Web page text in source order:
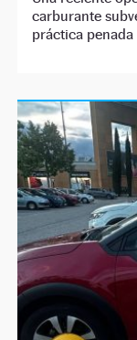
carburante
práctica